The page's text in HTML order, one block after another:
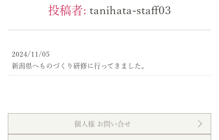
投稿者: tanihata-staff03
2024/11/05
新潟県へものづくり研修に行ってきました。
個人様 お問い合せ